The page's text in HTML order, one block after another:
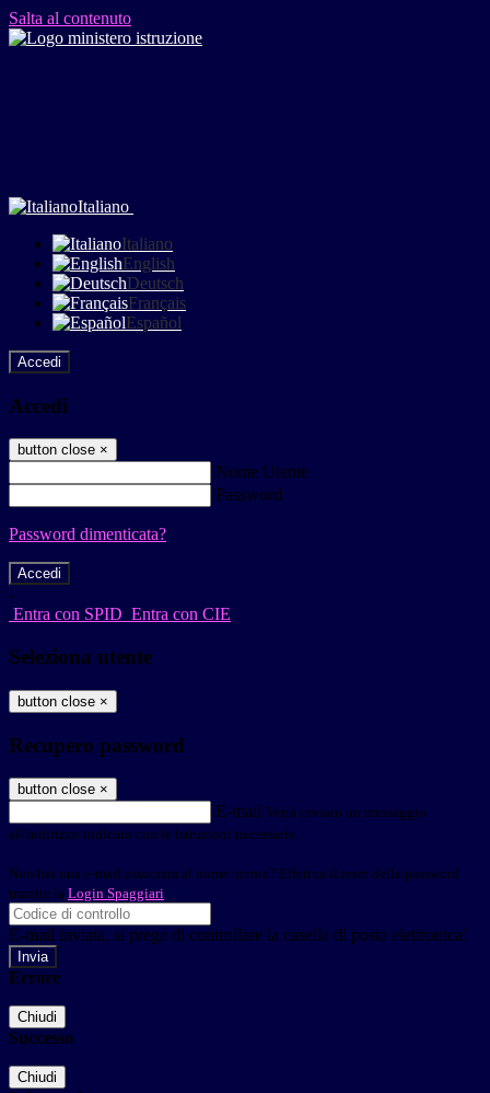
Salta al contenuto
Italiano
Italiano
English
Deutsch
Français
Español
Accedi
Accedi
button close ×
Nome Utente
Password
Password dimenticata?
-
Entra con SPID Entra con CIE
Seleziona utente
button close ×
Recupero password
button close ×
E-mail Verrà inviato un messaggio
all'indirizzo indicato con le istruzioni necessarie.
Non hai una e-mail associata al nome utente? Effettua il reset della password
tramite la Login Spaggiari
E-mail inviata, si prega di controllare la casella di posta elettronica!
Errore
Chiudi
Successo
Chiudi